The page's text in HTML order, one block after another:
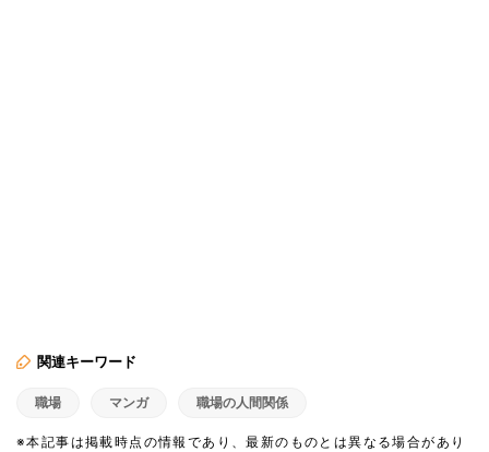
関連キーワード
職場 マンガ 職場の人間関係
※本記事は掲載時点の情報であり、最新のものとは異なる場合があり